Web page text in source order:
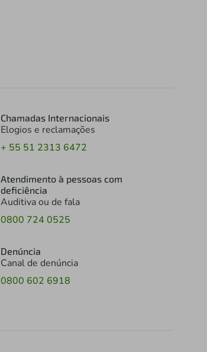
Chamadas Internacionais
Elogios e reclamações
+ 55 51 2313 6472
Atendimento à pessoas com
deficiência
Auditiva ou de fala
0800 724 0525
Denúncia
Canal de denúncia
0800 602 6918